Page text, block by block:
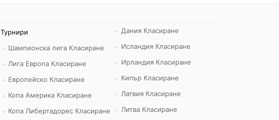
Турнири
Шампионска лига Класиране
Лига Европа Класиране
Европейско Класиране
Копа Америка Класиране
Копа Либертадорес Класиране
Дания Класиране
Исландия Класиране
Ирландия Класиране
Кипър Класиране
Латвия Класиране
Литва Класиране